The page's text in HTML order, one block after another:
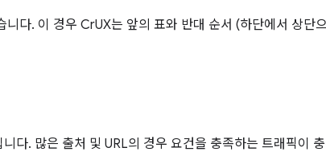
다. 이 경우 CrUX는 앞의 표와 반대 순서 (하단에서 상단
다. 많은 출처 및 URL의 경우 요건을 충족하는 트래픽이 충